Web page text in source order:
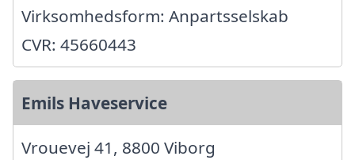
Virksomhedsform: Anpartsselskab
CVR: 45660443
Emils Haveservice
Vrouevej 41, 8800 Viborg